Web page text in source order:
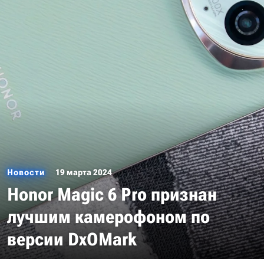
Новости 19 марта 2024
Honor Magic 6 Pro признан
лучшим камерофоном по
версии DxOMark